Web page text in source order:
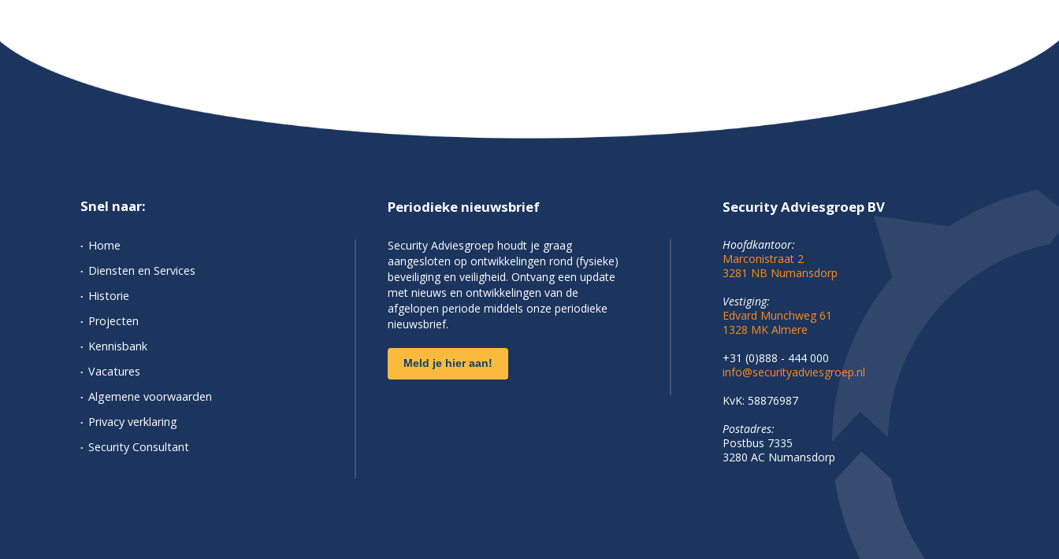
Snel naar:
Home
Diensten en Services
Historie
Projecten
Kennisbank
Vacatures
Algemene voorwaarden
Privacy verklaring
Security Consultant
Periodieke nieuwsbrief
Security Adviesgroep houdt je graag
aangesloten op ontwikkelingen rond (fysieke)
beveiliging en veiligheid. Ontvang een update
met nieuws en ontwikkelingen van de
afgelopen periode middels onze periodieke
nieuwsbrief.
Meld je hier aan!
Security Adviesgroep BV
Hoofdkantoor:
Marconistraat 2
3281 NB Numansdorp
Vestiging:
Edvard Munchweg 61
1328 MK Almere
+31 (0)888 - 444 000
info@securityadviesgroep.nl
KvK: 58876987
Postadres:
Postbus 7335
3280 AC Numansdorp